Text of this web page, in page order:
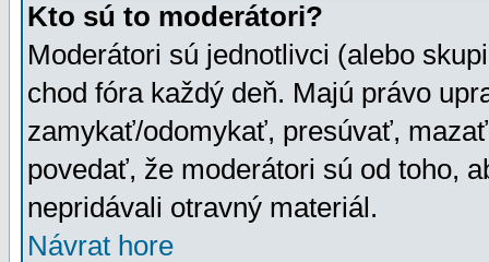
Kto sú to moderátori?
Moderátori sú jednotlivci (alebo
chod fóra každý deň. Majú právo
zamykať/odomykať, presúvať,
povedať, že moderátori sú od toho,
nepridávali otravný materiál.
Návrat hore